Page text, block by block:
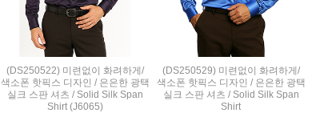
(DS250522) 미련없이 화려하게/
색소폰 핫픽스 디자인 / 은은한 광택
실크 스판 셔츠 / Solid Silk Span
Shirt (J6065)
(DS250529) 미련없이 화려하게/
색소폰 핫픽스 디자인 / 은은한 광택
실크 스판 셔츠 / Solid Silk Span
Shirt